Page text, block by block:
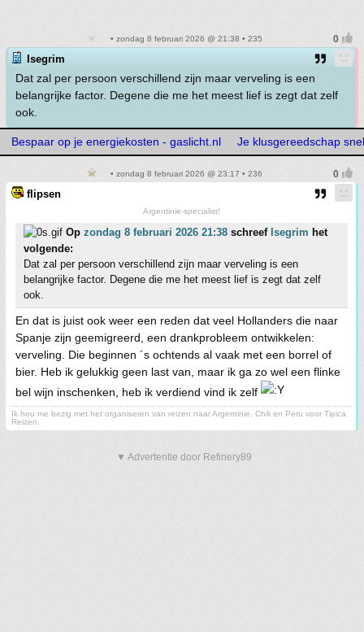
• zondag 8 februari 2026 @ 21:38 • 235
Isegrim
Dat zal per persoon verschillend zijn maar verveling is een
belangrijke factor. Degene die me het meest lief is zegt dat zelf
ook.
Bespaar op je energiekosten - gaslicht.nl Je klusgereedschap
• zondag 8 februari 2026 @ 23:17 • 236
flipsen
Argentinie-specialist!
Op zondag 8 februari 2026 21:38 schreef Isegrim het
volgende:
Dat zal per persoon verschillend zijn maar verveling is een
belangrijke factor. Degene die me het meest lief is zegt dat zelf
ook.
En dat is juist ook weer een reden dat veel Hollanders die naar
Spanje zijn geemigreerd, een drankprobleem ontwikkelen:
verveling. Die beginnen ´s ochtends al vaak met een borrel of
bier. Heb ik gelukkig geen last van, maar ik ga zo wel een flinke
bel wijn inschenken, heb ik verdiend vind ik zelf
Ik hou me bezig met het organiseren van reizen naar Argentinie, Chili en Peru voor Tipica
Reizen.
▼ Advertentie door Refinery89